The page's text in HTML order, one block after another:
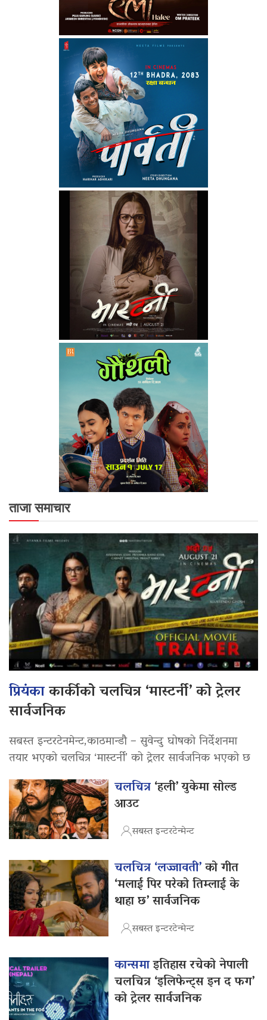
ताजा समाचार
प्रियंकाकार्कीको चलचित्र ‘मास्टर्नी’ को ट्रेलर
सार्वजनिक
सबस्त इन्टरटेनमेन्ट,काठमान्डौ – सुवेन्दु घोषको निर्देशनमा
तयार भएको चलचित्र ‘मास्टर्नी’ को ट्रेलर सार्वजनिक भएको छ
चलचित्र‘हली’ युकेमा सोल्ड
आउट
सबस्त इन्टरटेन्मेन्ट
चलचित्र ‘लज्जावती’को गीत
‘मलाई पिर परेको तिम्लाई के
थाहा छ’ सार्वजनिक
सबस्त इन्टरटेन्मेन्ट
कान्समाइतिहास रचेको नेपाली
चलचित्र ‘इलिफेन्ट्स इन द फग’
को ट्रेलर सार्वजनिक